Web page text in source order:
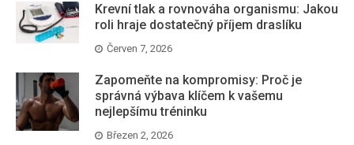
Krevní tlak a rovnováha organismu: Jakou
roli hraje dostatečný příjem draslíku
Červen 7, 2026
Zapomeňte na kompromisy: Proč je
správná výbava klíčem k vašemu
nejlepšímu tréninku
Březen 2, 2026